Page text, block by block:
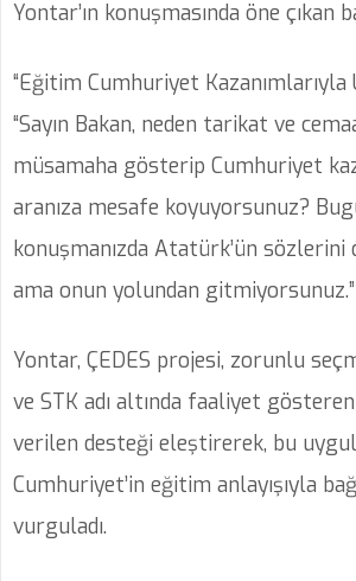
Yontar’ın konuşmasında öne çıkan
“Eğitim Cumhuriyet Kazanımlarıyla
“Sayın Bakan, neden tarikat ve
müsamaha gösterip Cumhuriyet
aranıza mesafe koyuyorsunuz?
konuşmanızda Atatürk’ün
ama onun yolundan gitmiyorsunuz.”
Yontar, ÇEDES projesi, zorunlu
ve STK adı altında faaliyet
verilen desteği eleştirerek, bu
Cumhuriyet’in eğitim anlayışıyla
vurguladı.